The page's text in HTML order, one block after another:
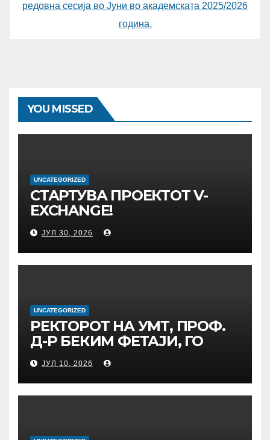
редовна сесија во Јуни во академската 2025/2026
година.
YOU MISSED
UNCATEGORIZED
СТАРТУВА ПРОЕКТОТ V-
EXCHANGE!
УНИВЕРЗИТЕТОТ „МАЈКА
ТЕРЕЗА“ ВО СКОПЈЕ ЈА
ПРЕДВОДИ
МЕЃУНАРОДНАТА
ДИГИТАЛНО
ОБРАЗОВАНИЕ И
ГЛОБАЛНО ГРАЃАНСТВО
ЈУЛ 30, 2026
UNCATEGORIZED
РЕКТОРОТ НА УМТ, ПРОФ.
Д-Р БЕКИМ ФЕТАЈИ, ГО
ПРЕЧЕКА НА ОФИЦИЈАЛНА
СРЕДБА ГЕНЕРАЛНИОТ
ДИРЕКТОР НА АД МЕПСО,
Д-Р БУРИМ ЛАТИФИ
ЈУЛ 10, 2026